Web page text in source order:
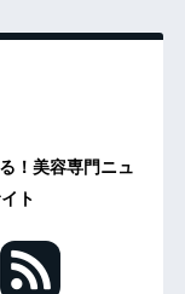
！美容専門ニュ
ト